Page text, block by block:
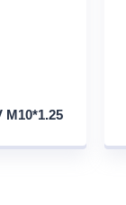
M10*1.25